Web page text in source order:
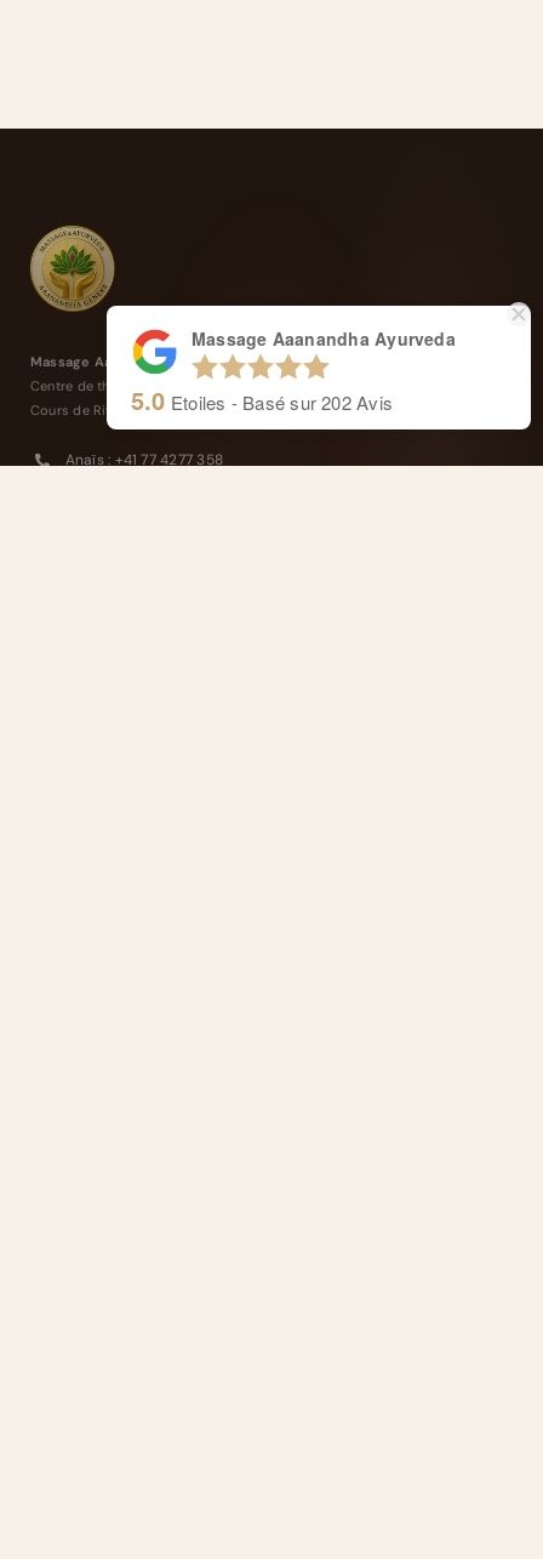
Massage Aaanandha Ayurveda
Centre de thérapie de Rive.
Cours de Rive 14, 1204 Genève
Anaïs : +41 77 4277 358
Massage Aaanandha Ayurveda
5.0 Etoiles - Basé sur202Avis